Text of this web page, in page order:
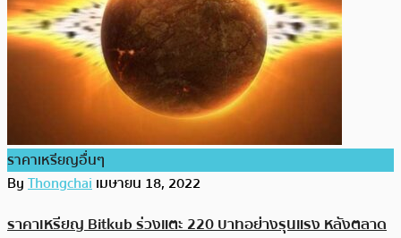
ราคาเหรียญอื่นๆ
ByThongchaiเมษายน 18, 2022
ราคาเหรียญ Bitkub ร่วงแตะ 220 บาทอย่างรุนแรง หลังตลาด